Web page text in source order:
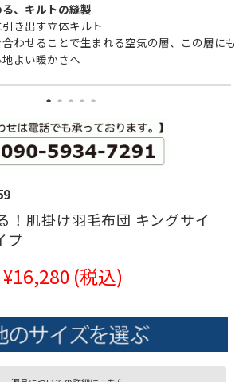
、キルトの縫製
き出す立体キルト
わせることで生まれる空気の層、この層にも
よい暖かさへ
！肌掛け羽毛布団 キングサイ
プ
¥16,280 (税込)